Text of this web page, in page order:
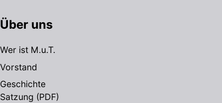
Über uns
Wer ist M.u.T.
Vorstand
Geschichte
Satzung (PDF)